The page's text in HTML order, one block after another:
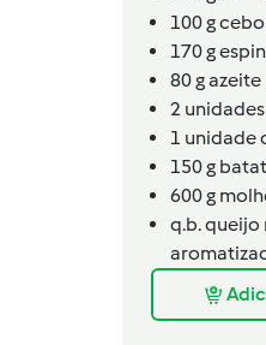
100g
170g
80gazeite
2 unidades
1 unidade
150g
600g
q.b.queijo